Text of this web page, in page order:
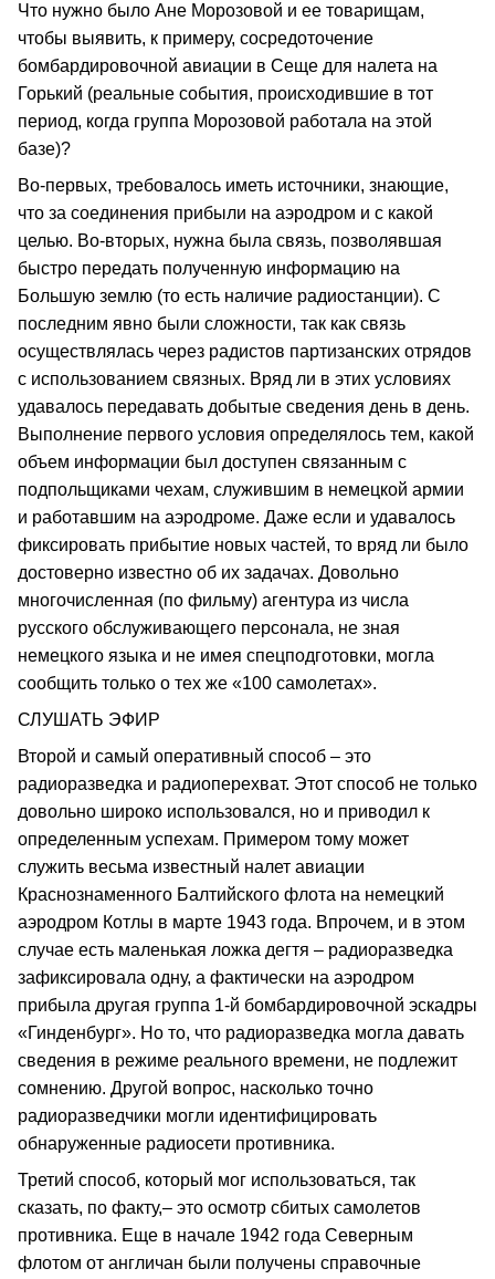
Что нужно было Ане Морозовой и ее товарищам,
чтобы выявить, к примеру, сосредоточение
бомбардировочной авиации в Сеще для налета на
Горький (реальные события, происходившие в тот
период, когда группа Морозовой работала на этой
базе)?
Во-первых, требовалось иметь источники, знающие,
что за соединения прибыли на аэродром и с какой
целью. Во-вторых, нужна была связь, позволявшая
быстро передать полученную информацию на
Большую землю (то есть наличие радиостанции). С
последним явно были сложности, так как связь
осуществлялась через радистов партизанских отрядов
с использованием связных. Вряд ли в этих условиях
удавалось передавать добытые сведения день в день.
Выполнение первого условия определялось тем, какой
объем информации был доступен связанным с
подпольщиками чехам, служившим в немецкой армии
и работавшим на аэродроме. Даже если и удавалось
фиксировать прибытие новых частей, то вряд ли было
достоверно известно об их задачах. Довольно
многочисленная (по фильму) агентура из числа
русского обслуживающего персонала, не зная
немецкого языка и не имея спецподготовки, могла
сообщить только о тех же «100 самолетах».
СЛУШАТЬ ЭФИР
Второй и самый оперативный способ – это
радиоразведка и радиоперехват. Этот способ не только
довольно широко использовался, но и приводил к
определенным успехам. Примером тому может
служить весьма известный налет авиации
Краснознаменного Балтийского флота на немецкий
аэродром Котлы в марте 1943 года. Впрочем, и в этом
случае есть маленькая ложка дегтя – радиоразведка
зафиксировала одну, а фактически на аэродром
прибыла другая группа 1-й бомбардировочной эскадры
«Гинденбург». Но то, что радиоразведка могла давать
сведения в режиме реального времени, не подлежит
сомнению. Другой вопрос, насколько точно
радиоразведчики могли идентифицировать
обнаруженные радиосети противника.
Третий способ, который мог использоваться, так
сказать, по факту,– это осмотр сбитых самолетов
противника. Еще в начале 1942 года Северным
флотом от англичан были получены справочные